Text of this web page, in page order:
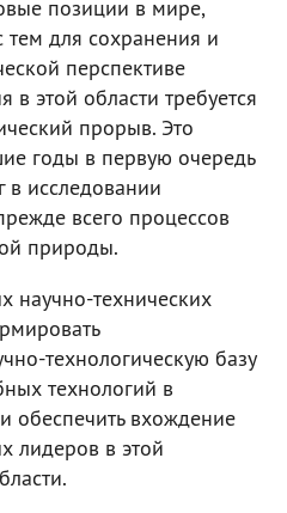
позиции в мире,
тем для сохранения и
перспективе
этой области требуется
прорыв. Это
годы в первую очередь
в исследовании
всего процессов
природы.
научно-технических
технологическую базу
технологий в
обеспечить вхождение
лидеров в этой